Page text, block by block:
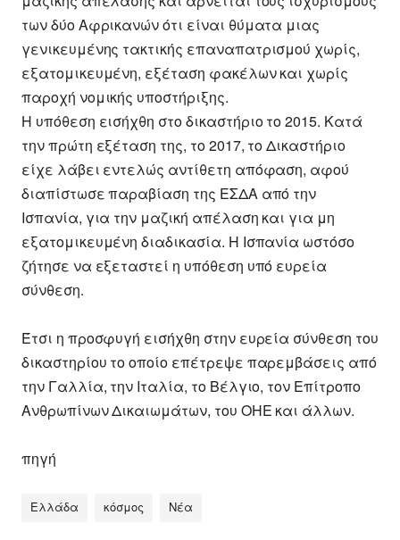
των δύο Αφρικανών ότι είναι θύματα μιας
γενικευμένης τακτικής επαναπατρισμού χωρίς,
εξατομικευμένη, εξέταση φακέλων και χωρίς
παροχή νομικής υποστήριξης.
Η υπόθεση εισήχθη στο δικαστήριο το 2015. Κατά
την πρώτη εξέταση της, το 2017, το Δικαστήριο
είχε λάβει εντελώς αντίθετη απόφαση, αφού
διαπίστωσε παραβίαση της ΕΣΔΑ από την
Ισπανία, για την μαζική απέλαση και για μη
εξατομικευμένη διαδικασία. Η Ισπανία ωστόσο
ζήτησε να εξεταστεί η υπόθεση υπό ευρεία
σύνθεση.
Έτσι η προσφυγή εισήχθη στην ευρεία σύνθεση του
δικαστηρίου το οποίο επέτρεψε παρεμβάσεις από
την Γαλλία, την Ιταλία, το Βέλγιο, τον Επίτροπο
Ανθρωπίνων Δικαιωμάτων, του ΟΗΕ και άλλων.
πηγή
Ελλάδα κόσμος Νέα